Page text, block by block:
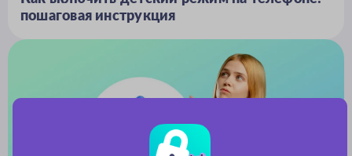
пошаговая инструкция